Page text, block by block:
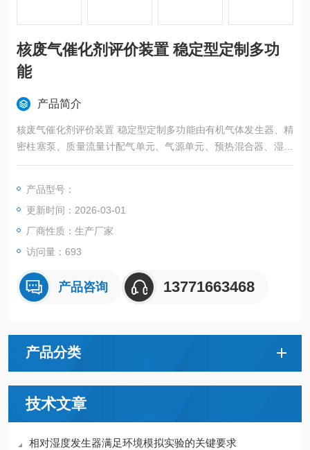
核废气催化剂评价装置 稳定型定制多功
能
产品简介
核废气催化剂评价装置 稳定型定制多功能由有机气体发生器、精
密柱塞泵、质量流量计配气单元、气源单元、预热混合器、湿度
发生模组、吸脱附床及上位机基于C++开发的工艺控制软件等构
产品型号：
更新时间：2026-03-01
厂商性质：生产厂家
访问量：693
产品咨询 13771663468
产品分类
技术文章
相对湿度发生器满足环境模拟实验的关键要求